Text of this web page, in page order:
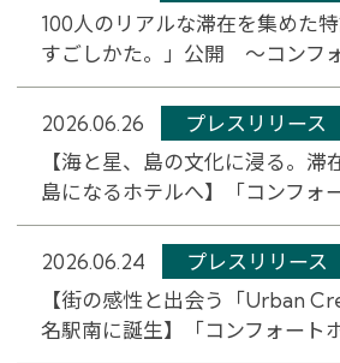
100人のリアルな滞在を集めた
すごしかた。」公開 ～コンフ
2026.06.26
プレスリリース
【海と星、島の文化に浸る。滞
島になるホテルへ】「コンフォ
2026.06.24
プレスリリース
【街の感性と出会う「Urban
名駅南に誕生】「コンフォート